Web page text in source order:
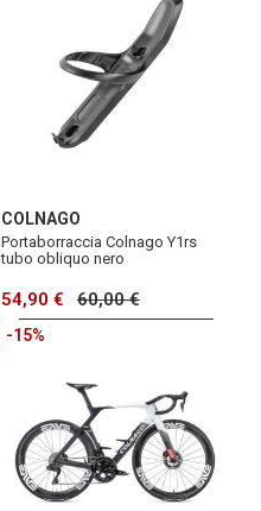
COLNAGO
Portaborraccia Colnago Y1rs
tubo obliquo nero
54,90 € 60,00 €
-15%